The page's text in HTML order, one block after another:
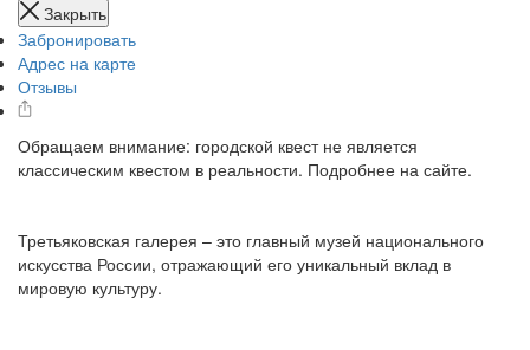
Закрыть
Забронировать
Адрес на карте
Отзывы
Обращаем внимание: городской квест не является
классическим квестом в реальности. Подробнее на сайте.
Третьяковская галерея – это главный музей национального
искусства России, отражающий его уникальный вклад в
мировую культуру.